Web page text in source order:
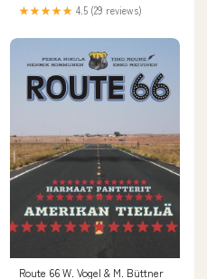
★★★★★ 4.5 (29 reviews)
Route 66 W. Vogel & M. Büttner